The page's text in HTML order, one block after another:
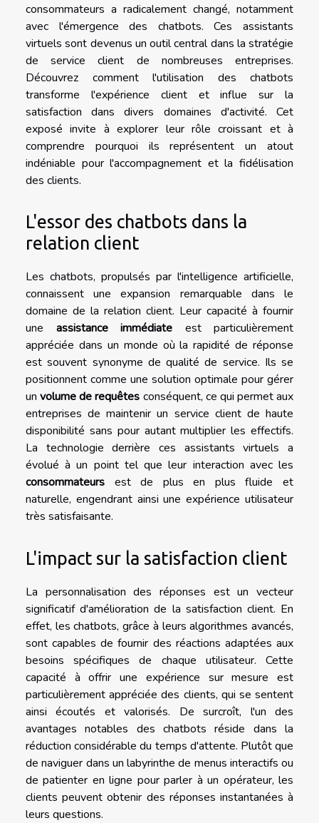
consommateurs a radicalement changé, notamment
avec l'émergence des chatbots. Ces assistants
virtuels sont devenus un outil central dans la stratégie
de service client de nombreuses entreprises.
Découvrez comment l'utilisation des chatbots
transforme l'expérience client et influe sur la
satisfaction dans divers domaines d'activité. Cet
exposé invite à explorer leur rôle croissant et à
comprendre pourquoi ils représentent un atout
indéniable pour l'accompagnement et la fidélisation
des clients.
L'essor des chatbots dans la
relation client
Les chatbots, propulsés par l'intelligence artificielle,
connaissent une expansion remarquable dans le
domaine de la relation client. Leur capacité à fournir
une assistance immédiate est particulièrement
appréciée dans un monde où la rapidité de réponse
est souvent synonyme de qualité de service. Ils se
positionnent comme une solution optimale pour gérer
unvolume de requêtes conséquent, ce qui permet aux
entreprises de maintenir un service client de haute
disponibilité sans pour autant multiplier les effectifs.
La technologie derrière ces assistants virtuels a
évolué à un point tel que leur interaction avec les
consommateurs est de plus en plus fluide et
naturelle, engendrant ainsi une expérience utilisateur
très satisfaisante.
L'impact sur la satisfaction client
La personnalisation des réponses est un vecteur
significatif d'amélioration de la satisfaction client. En
effet, les chatbots, grâce à leurs algorithmes avancés,
sont capables de fournir des réactions adaptées aux
besoins spécifiques de chaque utilisateur. Cette
capacité à offrir une expérience sur mesure est
particulièrement appréciée des clients, qui se sentent
ainsi écoutés et valorisés. De surcroît, l'un des
avantages notables des chatbots réside dans la
réduction considérable du temps d'attente. Plutôt que
de naviguer dans un labyrinthe de menus interactifs ou
de patienter en ligne pour parler à un opérateur, les
clients peuvent obtenir des réponses instantanées à
leurs questions.